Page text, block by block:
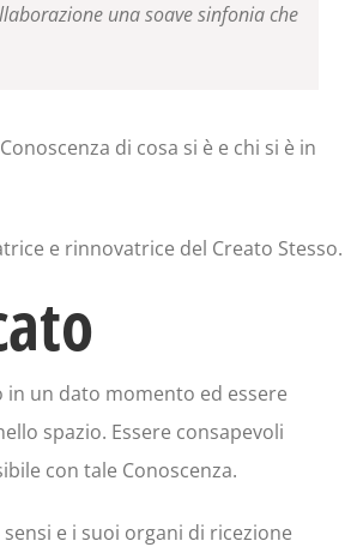
una soave sinfonia che
di cosa si è e chi si è in
e rinnovatrice del Creato Stesso.
in un dato momento ed essere
spazio. Essere consapevoli
con tale Conoscenza.
sensi e i suoi organi di ricezione